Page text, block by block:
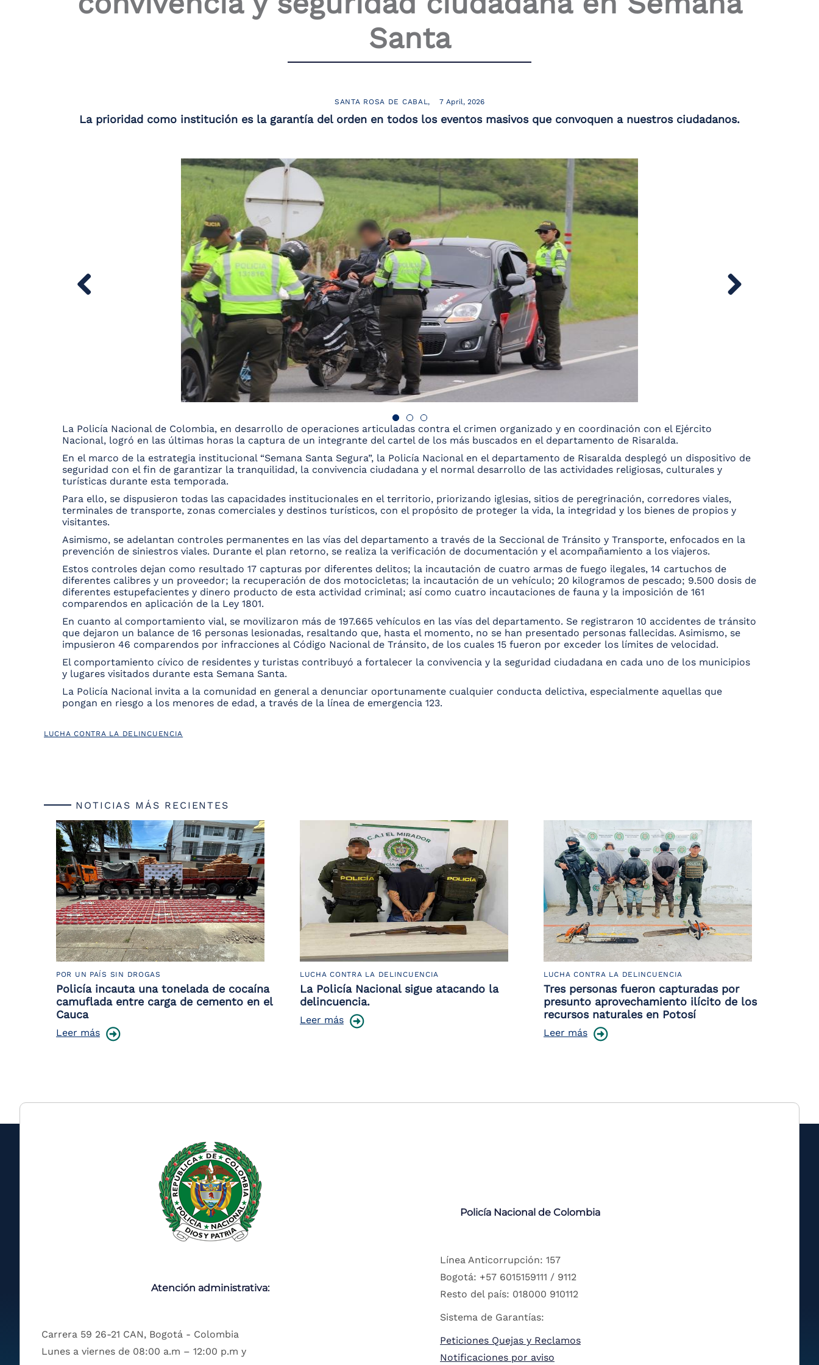
Santa
SANTA ROSA DE CABAL 7 April, 2026
La prioridad como institución es la garantía del orden en todos los eventos masivos que convoquen a nuestros ciudadanos.
La Policía Nacional de Colombia, en desarrollo de operaciones articuladas contra el crimen organizado y en coordinación con el Ejército
Nacional, logró en las últimas horas la captura de un integrante del cartel de los más buscados en el departamento de Risaralda.
En el marco de la estrategia institucional “Semana Santa Segura”, la Policía Nacional en el departamento de Risaralda desplegó un dispositivo de
seguridad con el fin de garantizar la tranquilidad, la convivencia ciudadana y el normal desarrollo de las actividades religiosas, culturales y
turísticas durante esta temporada.
Para ello, se dispusieron todas las capacidades institucionales en el territorio, priorizando iglesias, sitios de peregrinación, corredores viales,
terminales de transporte, zonas comerciales y destinos turísticos, con el propósito de proteger la vida, la integridad y los bienes de propios y
visitantes.
Asimismo, se adelantan controles permanentes en las vías del departamento a través de la Seccional de Tránsito y Transporte, enfocados en la
prevención de siniestros viales. Durante el plan retorno, se realiza la verificación de documentación y el acompañamiento a los viajeros.
Estos controles dejan como resultado 17 capturas por diferentes delitos; la incautación de cuatro armas de fuego ilegales, 14 cartuchos de
diferentes calibres y un proveedor; la recuperación de dos motocicletas; la incautación de un vehículo; 20 kilogramos de pescado; 9.500 dosis de
diferentes estupefacientes y dinero producto de esta actividad criminal; así como cuatro incautaciones de fauna y la imposición de 161
comparendos en aplicación de la Ley 1801.
En cuanto al comportamiento vial, se movilizaron más de 197.665 vehículos en las vías del departamento. Se registraron 10 accidentes de tránsito
que dejaron un balance de 16 personas lesionadas, resaltando que, hasta el momento, no se han presentado personas fallecidas. Asimismo, se
impusieron 46 comparendos por infracciones al Código Nacional de Tránsito, de los cuales 15 fueron por exceder los límites de velocidad.
El comportamiento cívico de residentes y turistas contribuyó a fortalecer la convivencia y la seguridad ciudadana en cada uno de los municipios
y lugares visitados durante esta Semana Santa.
La Policía Nacional invita a la comunidad en general a denunciar oportunamente cualquier conducta delictiva, especialmente aquellas que
pongan en riesgo a los menores de edad, a través de la línea de emergencia 123.
LUCHA CONTRA LA DELINCUENCIA
NOTICIAS MÁS RECIENTES
POR UN PAÍS SIN DROGAS
Policía incauta una tonelada de cocaína
camuflada entre carga de cemento en el
Cauca
Leer más
LUCHA CONTRA LA DELINCUENCIA
La Policía Nacional sigue atacando la
delincuencia.
Leer más
LUCHA CONTRA LA DELINCUENCIA
Tres personas fueron capturadas por
presunto aprovechamiento ilícito de los
recursos naturales en Potosí
Leer más
Atención administrativa:
Carrera 59 26-21 CAN, Bogotá - Colombia
Lunes a viernes de 08:00 a.m – 12:00 p.m y
Policía Nacional de Colombia
Línea Anticorrupción: 157
Bogotá: +57 6015159111 / 9112
Resto del país: 018000 910112
Sistema de Garantías:
Peticiones Quejas y Reclamos
Notificaciones por aviso